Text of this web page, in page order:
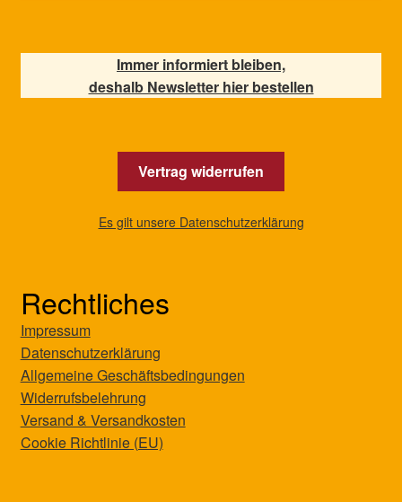
Immer informiert bleiben,
deshalb Newsletter hier bestellen
Vertrag widerrufen
Es gilt unsere Datenschutzerklärung
Rechtliches
Impressum
Datenschutzerklärung
Allgemeine Geschäftsbedingungen
Widerrufsbelehrung
Versand & Versandkosten
Cookie Richtlinie (EU)